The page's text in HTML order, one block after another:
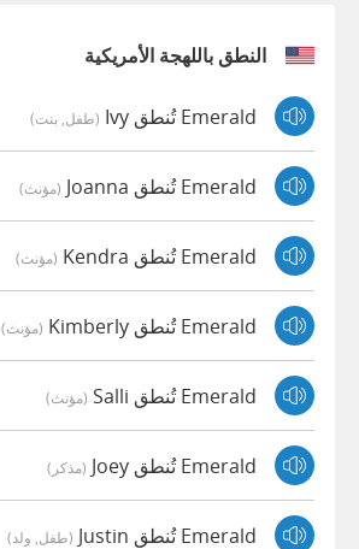
النطق باللهجة الأمريكية
Emerald تُنطق Ivy (طفل, بنت)
Emerald تُنطق Joanna (مؤنث)
Emerald تُنطق Kendra (مؤنث)
Emerald تُنطق Kimberly (مؤنث)
Emerald تُنطق Salli (مؤنث)
Emerald تُنطق Joey (مذكر)
Emerald تُنطق Justin (طفل, ولد)